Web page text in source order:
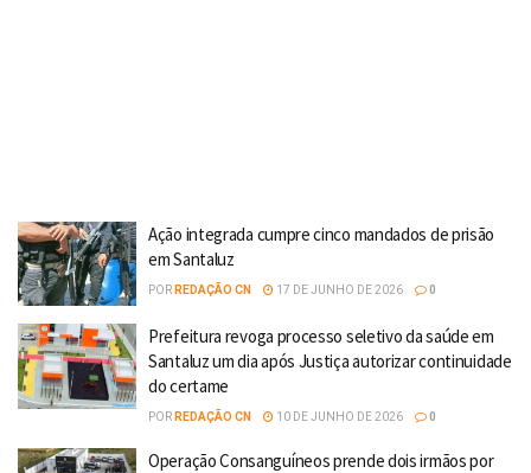
Ação integrada cumpre cinco mandados de prisão
em Santaluz
POR REDAÇÃO CN 17 DE JUNHO DE 2026 0
Prefeitura revoga processo seletivo da saúde em
Santaluz um dia após Justiça autorizar continuidade
do certame
POR REDAÇÃO CN 10 DE JUNHO DE 2026 0
Operação Consanguíneos prende dois irmãos por